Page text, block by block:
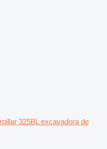
325BL excavadora de